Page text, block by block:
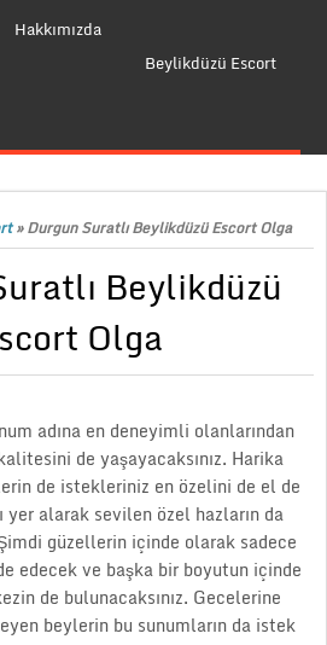
Hakkımızda
Beylikdüzü Escort
»Durgun Suratlı Beylikdüzü Escort Olga
Beylikdüzü
Olga
adına en deneyimli olanlarından
de yaşayacaksınız. Harika
de istekleriniz en özelini de el de
yer alarak sevilen özel hazların da
güzellerin içinde olarak sadece
edecek ve başka bir boyutun içinde
de bulunacaksınız. Gecelerine
beylerin bu sunumların da istek